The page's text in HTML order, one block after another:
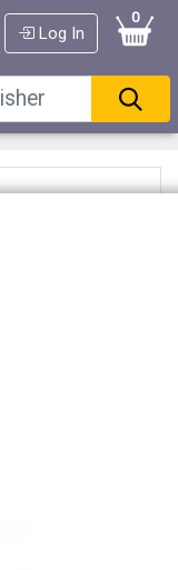
Log In
0